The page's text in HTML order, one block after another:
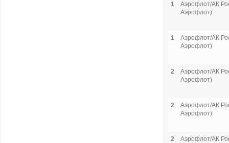
1
Аэрофлот/АК
Аэрофлот)
1
Аэрофлот/АК
Аэрофлот)
2
Аэрофлот/АК
Аэрофлот)
2
Аэрофлот/АК
Аэрофлот)
2
Аэрофлот/АК